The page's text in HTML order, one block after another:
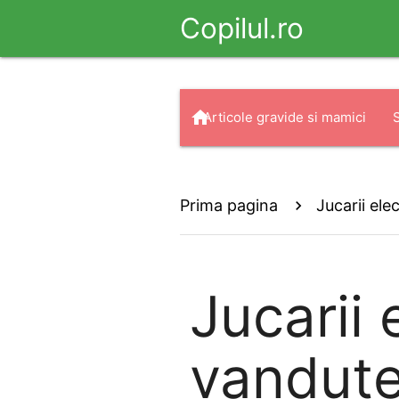
Copilul.ro
homeArticole gravide si mamici
Prima pagina Jucarii
Jucarii